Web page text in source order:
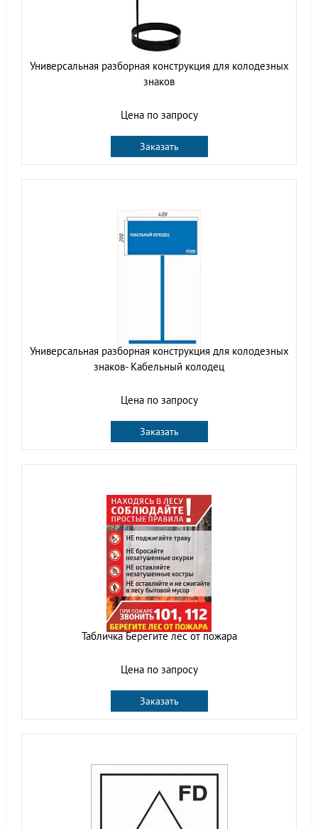
Универсальная разборная конструкция для колодезных
знаков
Цена по запросу
Заказать
Универсальная разборная конструкция для колодезных
знаков- Кабельный колодец
Цена по запросу
Заказать
Табличка Берегите лес от пожара
Цена по запросу
Заказать